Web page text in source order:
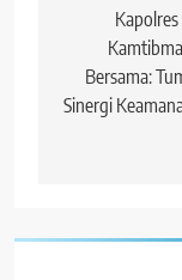
Kapolres
Bersama:
Sinergi